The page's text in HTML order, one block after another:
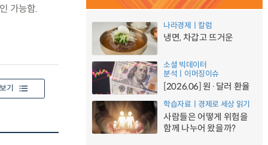
가능함.
기
나라경제ㅣ칼럼
냉면, 차갑고 뜨거운
소셜 빅데이터
분석ㅣ이머징이슈
[2026.06] 원·달러 환율
학습자료ㅣ경제로 세상 읽기
사람들은 어떻게 위험을
함께 나누어 왔을까?